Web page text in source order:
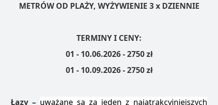
METRÓW OD PLAŻY, WYŻYWIENIE 3 x DZIENNIE
TERMINY I CENY:
01 - 10.06.2026 - 2750 zł
01 - 10.09.2026 - 2750 zł
Łazy – uważane są za jeden z najatrakcyjniejszych